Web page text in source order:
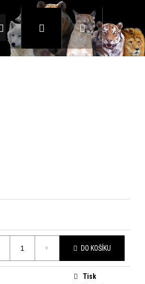
Hledat Přihlášení Nákupní
DO KOŠÍKU
Tisk